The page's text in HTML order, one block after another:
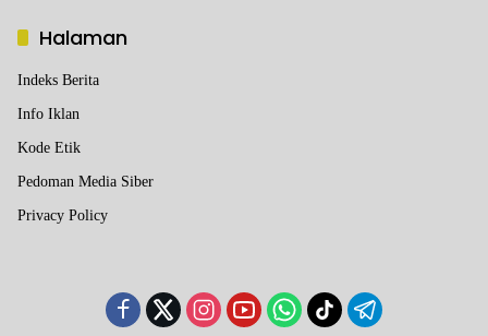
Halaman
Indeks Berita
Info Iklan
Kode Etik
Pedoman Media Siber
Privacy Policy